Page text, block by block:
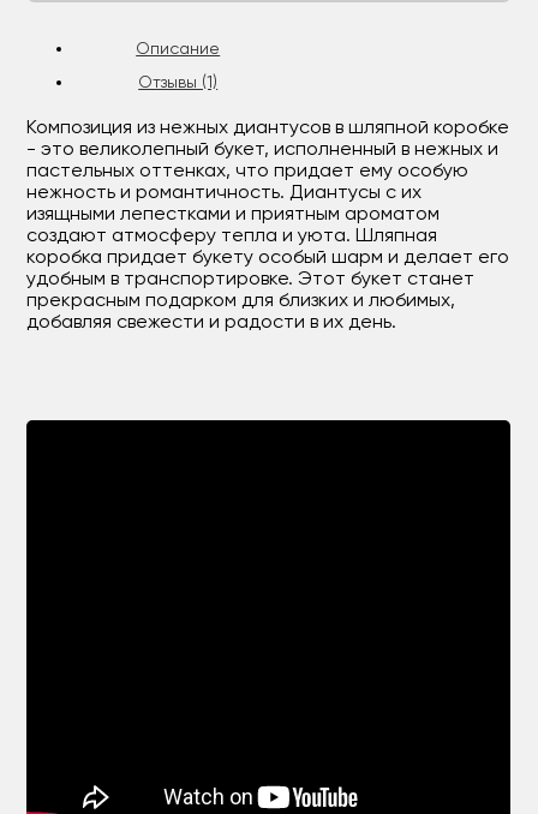
Описание
Отзывы (1)
Композиция из нежных диантусов в шляпной коробке
- это великолепный букет, исполненный в нежных и
пастельных оттенках, что придает ему особую
нежность и романтичность. Диантусы с их
изящными лепестками и приятным ароматом
создают атмосферу тепла и уюта. Шляпная
коробка придает букету особый шарм и делает его
удобным в транспортировке. Этот букет станет
прекрасным подарком для близких и любимых,
добавляя свежести и радости в их день.